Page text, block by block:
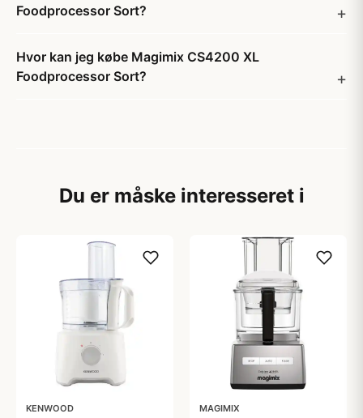
Foodprocessor Sort?
Hvor kan jeg købe Magimix CS4200 XL
Foodprocessor Sort?
Du er måske interesseret i
KENWOOD MAGIMIX